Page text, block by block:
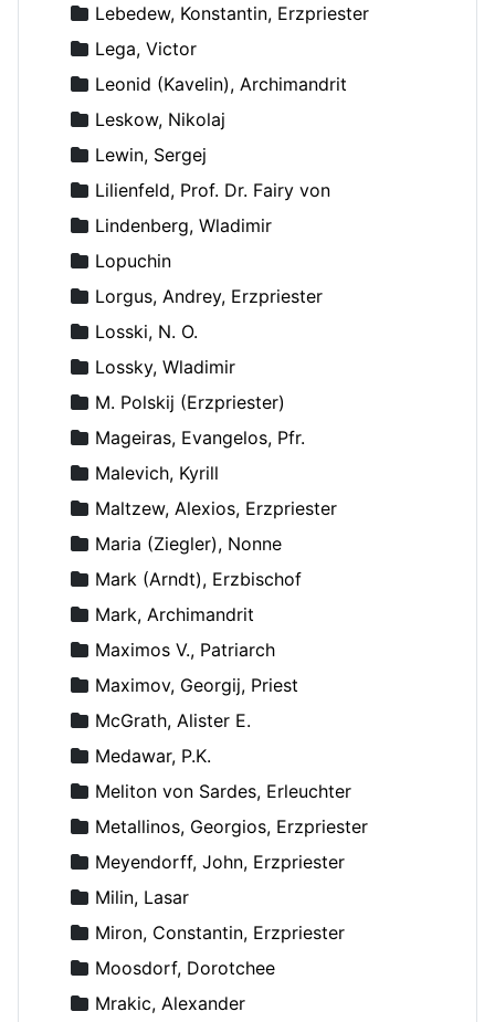
Lebedew, Konstantin, Erzpriester
Lega, Victor
Leonid (Kavelin), Archimandrit
Leskow, Nikolaj
Lewin, Sergej
Lilienfeld, Prof. Dr. Fairy von
Lindenberg, Wladimir
Lopuchin
Lorgus, Andrey, Erzpriester
Losski, N. O.
Lossky, Wladimir
M. Polskij (Erzpriester)
Mageiras, Evangelos, Pfr.
Malevich, Kyrill
Maltzew, Alexios, Erzpriester
Maria (Ziegler), Nonne
Mark (Arndt), Erzbischof
Mark, Archimandrit
Maximos V., Patriarch
Maximov, Georgij, Priest
McGrath, Alister E.
Medawar, P.K.
Meliton von Sardes, Erleuchter
Metallinos, Georgios, Erzpriester
Meyendorff, John, Erzpriester
Milin, Lasar
Miron, Constantin, Erzpriester
Moosdorf, Dorotchee
Mrakic, Alexander